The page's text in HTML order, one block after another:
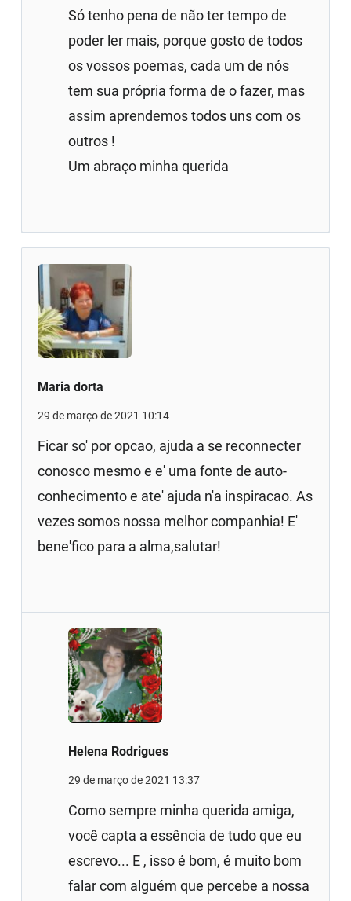
Só tenho pena de não ter tempo de
poder ler mais, porque gosto de todos
os vossos poemas, cada um de nós
tem sua própria forma de o fazer, mas
assim aprendemos todos uns com os
outros !
Um abraço minha querida
Maria dorta
29 de março de 2021 10:14
Ficar so' por opcao, ajuda a se reconnecter
conosco mesmo e e' uma fonte de auto-
conhecimento e ate' ajuda n'a inspiracao. As
vezes somos nossa melhor companhia! E'
bene'fico para a alma,salutar!
Helena Rodrigues
29 de março de 2021 13:37
Como sempre minha querida amiga,
você capta a essência de tudo que eu
escrevo... E , isso é bom, é muito bom
falar com alguém que percebe a nossa